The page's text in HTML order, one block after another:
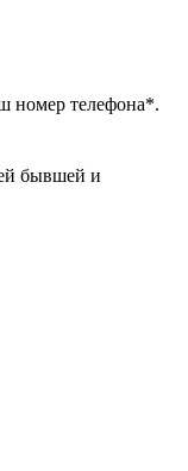
номер телефона*.
бывшей и